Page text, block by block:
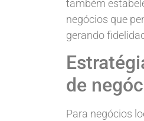
também
negócios que
gerando
de
Para negócios